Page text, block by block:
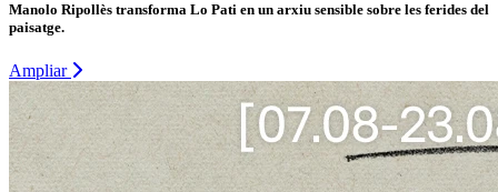
Manolo Ripollès transforma Lo Pati en un arxiu sensible sobre les ferides del
paisatge.
Ampliar